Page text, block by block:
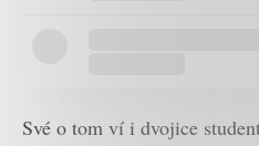
Své o tom ví i dvojice